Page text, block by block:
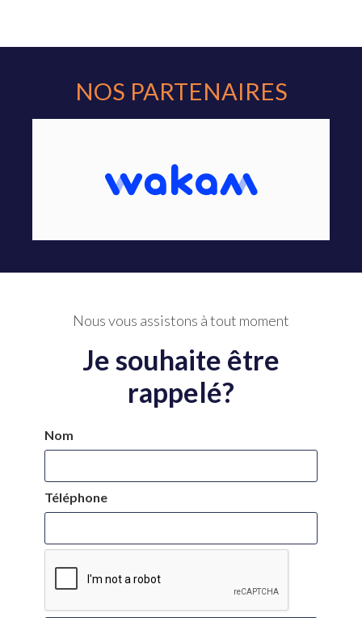
NOS PARTENAIRES
Nous vous assistons à tout moment
Je souhaite être
rappelé?
Nom
Téléphone